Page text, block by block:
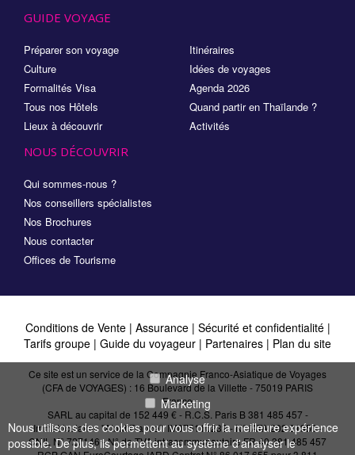
GUIDE VOYAGE
Préparer son voyage
Culture
Formalités Visa
Tous nos Hôtels
Lieux à découvrir
Itinéraires
Idées de voyages
Agenda 2026
Quand partir en Thaïlande ?
Activités
NOUS DÉCOUVRIR
Qui sommes-nous ?
Nos conseillers spécialistes
Nos Brochures
Nous contacter
Offices de Tourisme
Conditions de Vente| Assurance | Sécurité et confidentialité|
Tarifs groupe | Guide du voyageur | Partenaires | Plan du site
Ce site est un service de la Compagnie Franco-Asiatique de Voyages
(CFA de VOYAGES) : 16 Boulevard de la Villette - 75019 PARIS
France
SARL au capital de 152 449 € - R.C.S. Paris B 381 485 457 -
Immatriculation "Atout France": IM075110232 - N° IATA 202 21950 -
CNIL N° 727146 - N° de TVA intracommunautaire FR 40 381 485 457
Analyse
Marketing
Nous utilisons des cookies pour vous offrir la meilleure expérience
possible. De plus, ils permettent au système d'analyser le